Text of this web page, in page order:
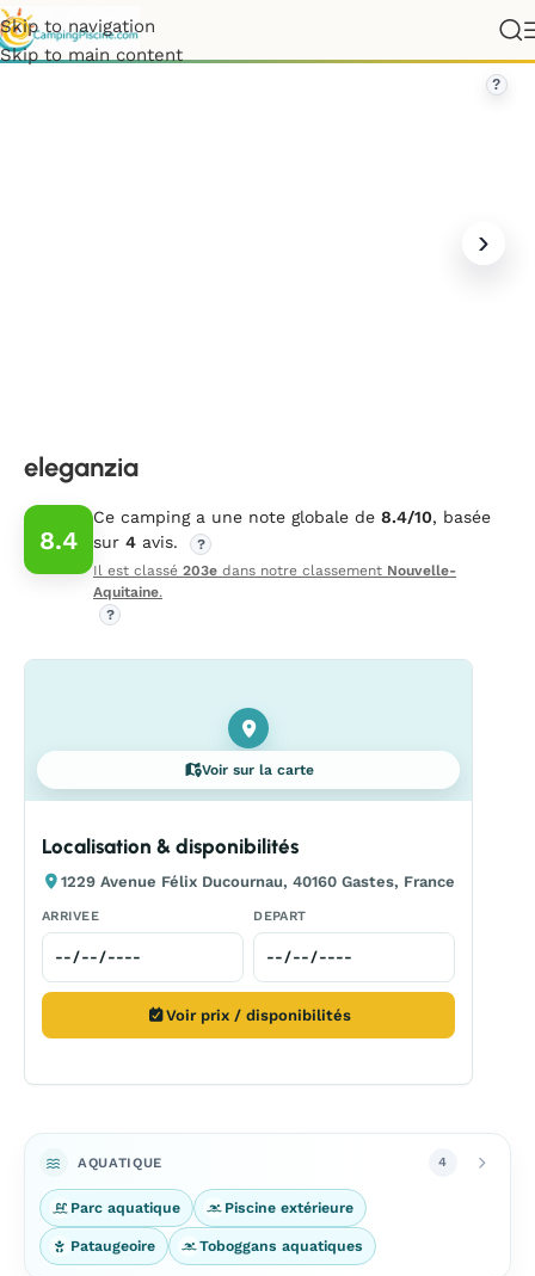
Skip to navigation
Skip to main content
France»Nouvelle-Aquitaine
?
eleganzia
8.4
Ce camping a une note globale de 8.4/10, basée
sur 4 avis.
?
Il est classé 203e dans notre classement Nouvelle-
Aquitaine.
?
Voir sur la carte
Localisation & disponibilités
1229 Avenue Félix Ducournau, 40160 Gastes, France
ARRIVEE DEPART
Voir prix / disponibilités
AQUATIQUE 4
Parc aquatique Piscine extérieure
Pataugeoire Toboggans aquatiques